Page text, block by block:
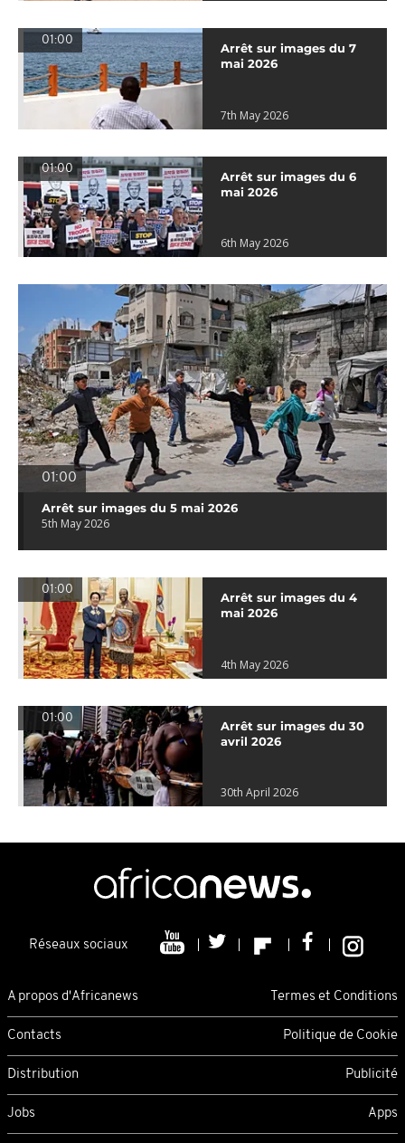
01:00
Arrêt sur images du 7
mai 2026
7th May 2026
01:00
Arrêt sur images du 6
mai 2026
6th May 2026
01:00
Arrêt sur images du 5 mai 2026
5th May 2026
01:00
Arrêt sur images du 4
mai 2026
4th May 2026
01:00
Arrêt sur images du 30
avril 2026
30th April 2026
Réseaux sociaux
A propos d'Africanews Termes et Conditions
Contacts Politique de Cookie
Distribution Publicité
Jobs Apps